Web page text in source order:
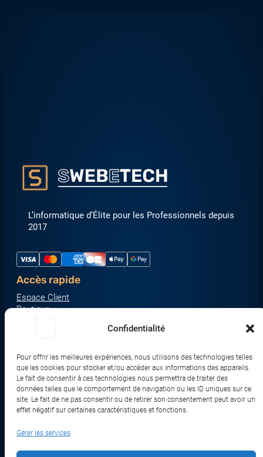
Confidentialité
Pour offrir les meilleures expériences, nous utilisons des technologies telles
que les cookies pour stocker et/ou accéder aux informations des appareils.
Le fait de consentir à ces technologies nous permettra de traiter des
données telles que le comportement de navigation ou les ID uniques sur ce
site. Le fait de ne pas consentir ou de retirer son consentement peut avoir un
effet négatif sur certaines caractéristiques et fonctions.
Gérer les services
L’informatique d’Élite pour les Professionnels depuis
2017
Accès rapide
Espace Client
Boutique
À propos
Nous contacter
Écrans & Moniteurs
Serveurs & Stockage
Impression & Consommables
Ordinateurs & Tablettes
Réseau & IoT